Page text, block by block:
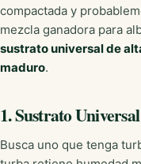
compactada y
mezcla ganadora para
sustrato universal de
maduro.
1. Sustrato
Busca uno que tenga